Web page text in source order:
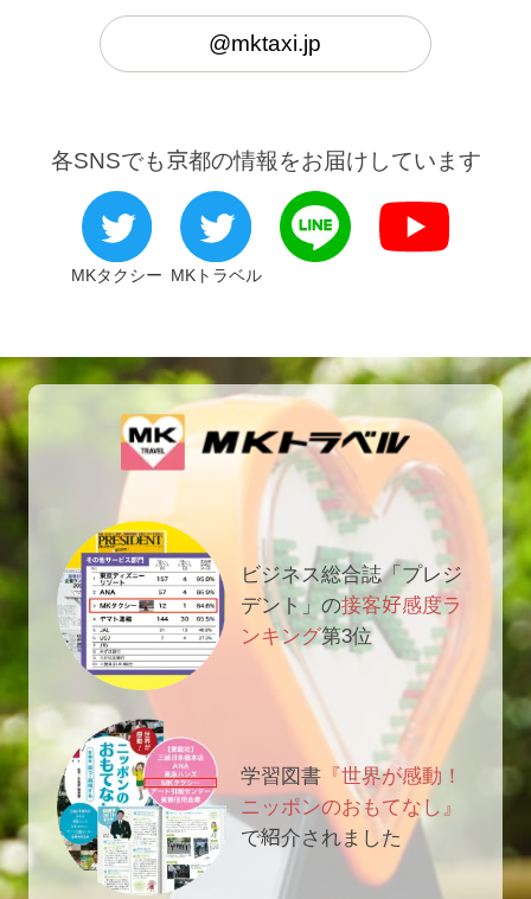
@mktaxi.jp
各SNSでも京都の情報をお届けしています
MKタクシー MKトラベル
ビジネス総合誌「プレジ
デント」の接客好感度ラ
ンキング第3位
学習図書 『世界が感動！
ニッポンのおもてなし』
で紹介されました